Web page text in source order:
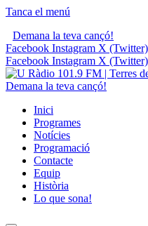
Tanca el menú
Demana la teva cançó!
Facebook Instagram X (Twitter)
Facebook Instagram X (Twitter)
Demana la teva cançó!
Inici
Programes
Notícies
Programació
Contacte
Equip
Història
Lo que sona!